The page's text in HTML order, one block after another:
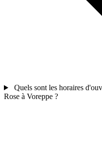
Quels sont les horaires
Rose à Voreppe ?